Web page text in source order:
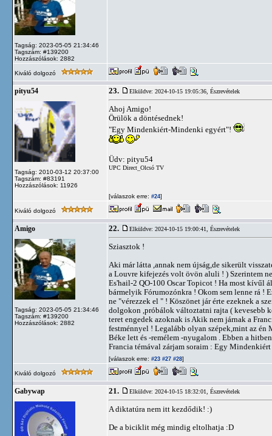
Tagság: 2023-05-05 21:34:46
Tagszám: #139200
Hozzászólások: 2882
Kiváló dolgozó
pityu54
Tagság: 2010-03-12 20:37:00
Tagszám: #83191
Hozzászólások: 11926
23. Elküldve: 2024-10-15 19:05:36, Észrevételek
Ahoj Amigo!
Örülök a döntésednek!
"Egy Mindenkiért-Mindenki egyért"!
Üdv: pityu54
UPC Direct_Olcsó TV
[válaszok erre: #24]
Kiváló dolgozó
Amigo
Tagság: 2023-05-05 21:34:46
Tagszám: #139200
Hozzászólások: 2882
22. Elküldve: 2024-10-15 19:00:41, Észrevételek
Sziasztok !
Aki már látta ,annak nem újság,de sikerült
a Louvre kifejezés volt övön aluli ! ) Szerintem
Es'hail-2 QO-100 Oscar Topicot ! Ha most kívűl
bármelyik Fórumozónkra ! Okom sem lenne rá !
ne "vérezzek el " ! Köszönet jár érte ezeknek a
dolgokon ,próbálok változtatni rajta ( kevesebb
teret engedek azoknak is Akik nem járnak a
festménnyel ! Legalább olyan szépek,mint az én
Béke lett és -remélem -nyugalom . Ebben a
Francia témával zárjam soraim : Egy
[válaszok erre: #23 #27 #28]
Kiváló dolgozó
Gabywap 21. Elküldve: 2024-10-15 18:32:01, Észrevételek
A diktatúra nem itt kezdődik! :)
De a biciklit még mindig eltolhatja :D